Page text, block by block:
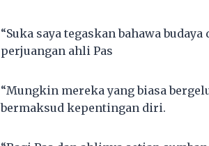
“Suka saya tegaskan bahawa
perjuangan ahli Pas
“Mungkin mereka yang biasa
bermaksud kepentingan diri.